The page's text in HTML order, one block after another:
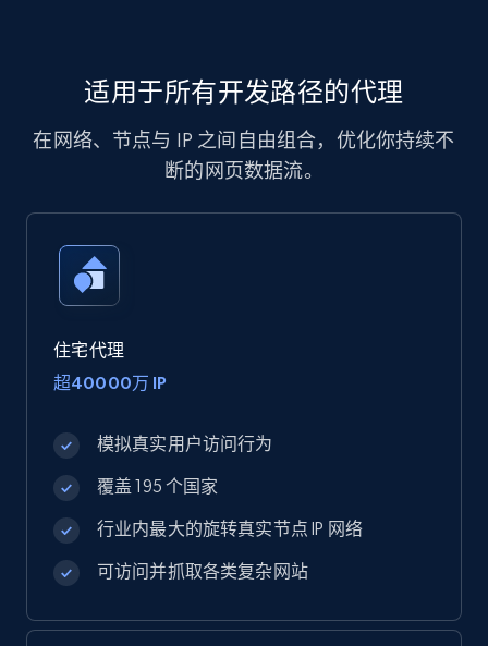
适用于所有开发路径的代理
在网络、节点与 IP 之间自由组合，优化你持续不
断的网页数据流。
住宅代理
超40000万 IP
模拟真实用户访问行为
覆盖 195 个国家
行业内最大的旋转真实节点 IP 网络
可访问并抓取各类复杂网站